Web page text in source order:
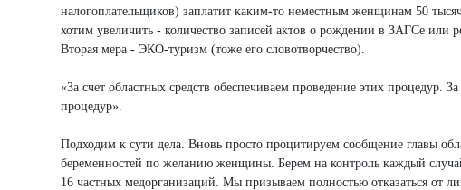
налогоплательщиков) заплатит каким-то неместным женщинам 50
хотим увеличить - количество записей актов о рождении в ЗАГСе или
Вторая мера - ЭКО-туризм (тоже его словотворчество).
«За счет областных средств обеспечиваем проведение этих
процедур».
Подходим к сути дела. Вновь просто процитируем сообщение главы
беременностей по желанию женщины. Берем на контроль каждый
16 частных медорганизаций. Мы призываем полностью отказаться от